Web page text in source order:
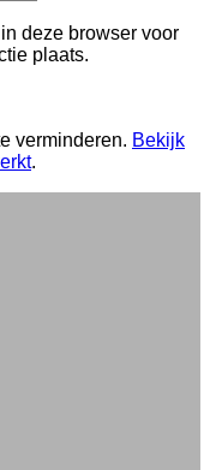
deze browser voor
plaats.
verminderen. Bekijk
.